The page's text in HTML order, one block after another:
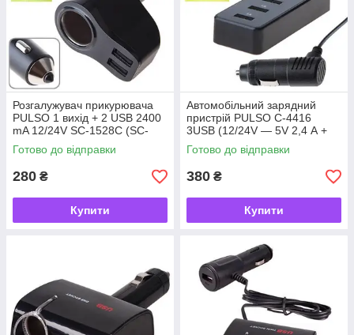
Розгалужувач прикурювача
PULSO 1 вихід + 2 USB 2400
mA 12/24V SC-1528С (SC-
1528C)
Готово до відправки
280 ₴
Купити
Автомобільний зарядний
пристрій PULSO C-4416
3USB (12/24V — 5V 2,4 А +
2х1А) дріт 1 м (C-4416)
Готово до відправки
380 ₴
Купити